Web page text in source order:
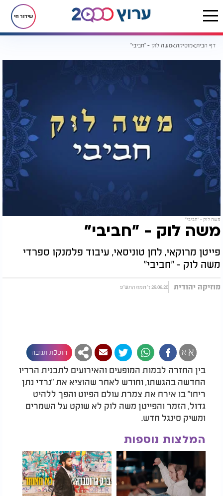
שידור חי
דף הבית מוסיקה משה לוק - "חביבי"
משה לוק – "חביבי"
משה לוק - "חביבי"
פייטן מרוקאי, לחן טוניסאי, עיבוד פלמנקו ספרדי
משה לוק - "חביבי"
מוזיקה יהודית 29.06.20 ז' תמוז התש"פ
א א הוספת תגובה
בין החזרה לבמות המופעים והאירועים לתכנית הרדיו
החדשה בהגשתו, וחודש לאחר שהוציא את "נרדי נתן
ריחו" בו אירח את צמרת עולם הפיוט והפך ללהיט
גדול, הזמר והפייטן משה לוק לא שוקט על השמרים
ומשיק סינגל חדש.
המלצות נוספות